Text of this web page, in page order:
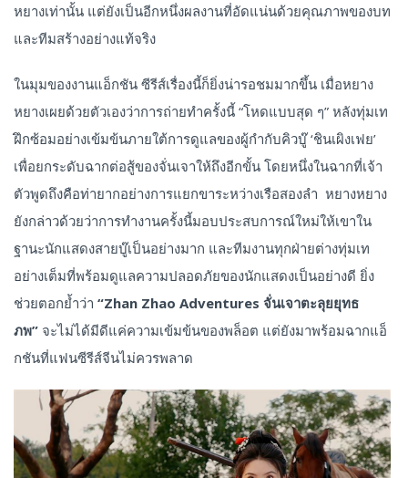
หยางเท่านั้น แต่ยังเป็นอีกหนึ่งผลงานที่อัดแน่นด้วยคุณภาพของบท
และทีมสร้างอย่างแท้จริง
ในมุมของงานแอ็กชัน ซีรีส์เรื่องนี้ก็ยิ่งน่ารอชมมากขึ้น เมื่อหยาง
หยางเผยด้วยตัวเองว่าการถ่ายทำครั้งนี้ “โหดแบบสุด ๆ” หลังทุ่มเท
ฝึกซ้อมอย่างเข้มข้นภายใต้การดูแลของผู้กำกับคิวบู๊ ‘ชินเผิงเฟย’
เพื่อยกระดับฉากต่อสู้ของจั่นเจาให้ถึงอีกขั้น โดยหนึ่งในฉากที่เจ้า
ตัวพูดถึงคือท่ายากอย่างการแยกขาระหว่างเรือสองลำ หยางหยาง
ยังกล่าวด้วยว่าการทำงานครั้งนี้มอบประสบการณ์ใหม่ให้เขาใน
ฐานะนักแสดงสายบู๊เป็นอย่างมาก และทีมงานทุกฝ่ายต่างทุ่มเท
อย่างเต็มที่พร้อมดูแลความปลอดภัยของนักแสดงเป็นอย่างดี ยิ่ง
ช่วยตอกย้ำว่า “Zhan Zhao Adventures จั่นเจาตะลุยยุทธ
ภพ” จะไม่ได้มีดีแค่ความเข้มข้นของพล็อต แต่ยังมาพร้อมฉากแอ็
กชันที่แฟนซีรีส์จีนไม่ควรพลาด